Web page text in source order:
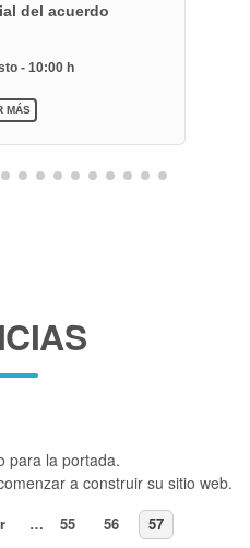
del acuerdo
- 10:00 h
MÁS
para la portada.
a construir su sitio web.
… Page
55 Page
56 Page
57